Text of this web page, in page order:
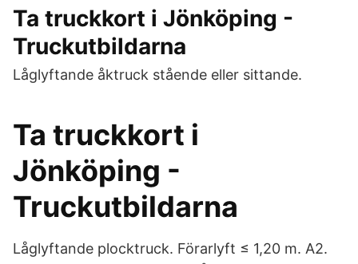
Ta truckkort i Jönköping -
Truckutbildarna
Låglyftande åktruck stående eller sittande.
Ta truckkort i
Jönköping -
Truckutbildarna
Låglyftande plocktruck. Förarlyft ≤ 1,20 m. A2.